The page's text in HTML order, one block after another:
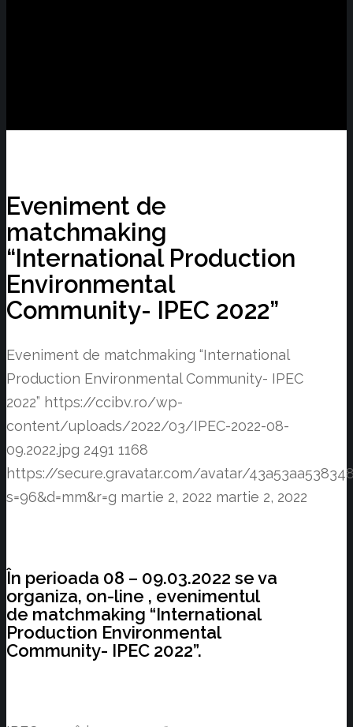
Eveniment de
matchmaking
“International Production
Environmental
Community- IPEC 2022”
Eveniment de matchmaking “International
Production Environmental Community- IPEC
2022” https://ccibv.ro/wp-
content/uploads/2022/03/IPEC-2022-08-
09.2022.jpg 2491 1168
https://secure.gravatar.com/avatar/
s=96&d=mm&r=g martie 2, 2022 martie 2, 2022
În perioada 08 – 09.03.2022 se va
organiza, on-line , evenimentul
de matchmaking “International
Production Environmental
Community- IPEC 2022”.